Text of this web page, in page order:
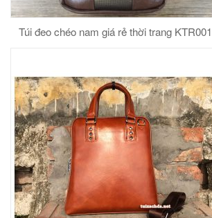
Túi đeo chéo nam giá rẻ thời trang KTR001